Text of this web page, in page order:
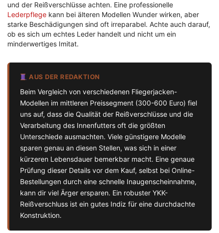
und der Reißverschlüsse achten. Eine professionelle
Lederpflege kann bei älteren Modellen Wunder wirken, aber
starke Beschädigungen sind oft irreparabel. Achte auch darauf,
ob es sich um echtes Leder handelt und nicht um ein
minderwertiges Imitat.
AUS DER REDAKTION
Beim Vergleich von verschiedenen Fliegerjacken-
Modellen im mittleren Preissegment (300-600 Euro) fiel
uns auf, dass die Qualität der Reißverschlüsse und die
Verarbeitung des Innenfutters oft die größten
Unterschiede ausmachten. Viele günstigere Modelle
sparen genau an diesen Stellen, was sich in einer
kürzeren Lebensdauer bemerkbar macht. Eine genaue
Prüfung dieser Details vor dem Kauf, selbst bei Online-
Bestellungen durch eine schnelle Inaugenscheinnahme,
kann dir viel Ärger ersparen. Ein robuster YKK-
Reißverschluss ist ein gutes Indiz für eine durchdachte
Konstruktion.